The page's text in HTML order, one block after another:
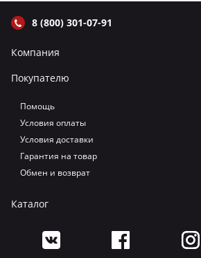
8 (800) 301-07-91
Компания
Покупателю
Помощь
Условия оплаты
Условия доставки
Гарантия на товар
Обмен и возврат
Каталог